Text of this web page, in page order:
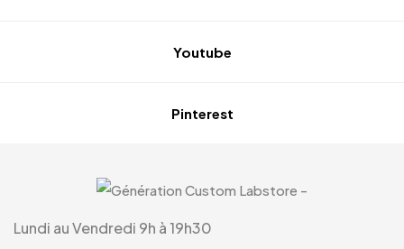
Youtube
Pinterest
Lundi au Vendredi 9h à 19h30